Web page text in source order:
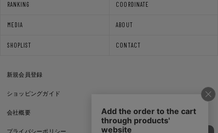
RANKING COORDINATE
MEDIA ABOUT
SHOPLIST CONTACT
新規会員登録
ショッピングガイド
会社概要